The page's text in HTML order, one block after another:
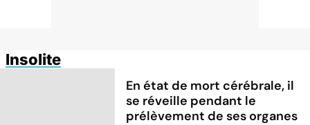
Insolite
En état de mort cérébrale, il
se réveille pendant le
prélèvement de ses organes